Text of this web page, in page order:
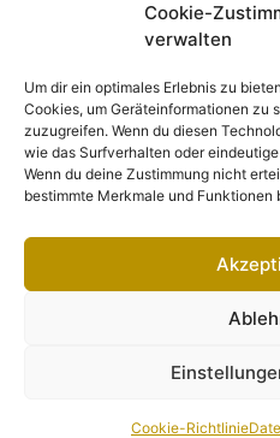
Cookie-
verwalten
Um dir ein optimales Erlebnis zu
Cookies, um Geräteinformationen zu
zuzugreifen. Wenn du diesen
wie das Surfverhalten oder
Wenn du deine Zustimmung nicht
bestimmte Merkmale und
Cookie-Richtlinie